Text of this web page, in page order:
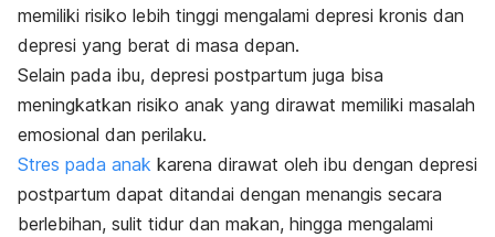
memiliki risiko lebih tinggi mengalami depresi kronis dan
depresi yang berat di masa depan.
Selain pada ibu, depresi postpartum juga bisa
meningkatkan risiko anak yang dirawat memiliki masalah
emosional dan perilaku.
Stres pada anak karena dirawat oleh ibu dengan depresi
postpartum dapat ditandai dengan menangis secara
berlebihan, sulit tidur dan makan, hingga mengalami